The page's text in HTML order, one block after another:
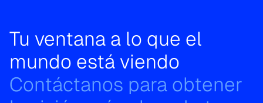
Tu ventana a lo que el
mundo está viendo
Contáctanos para obtener